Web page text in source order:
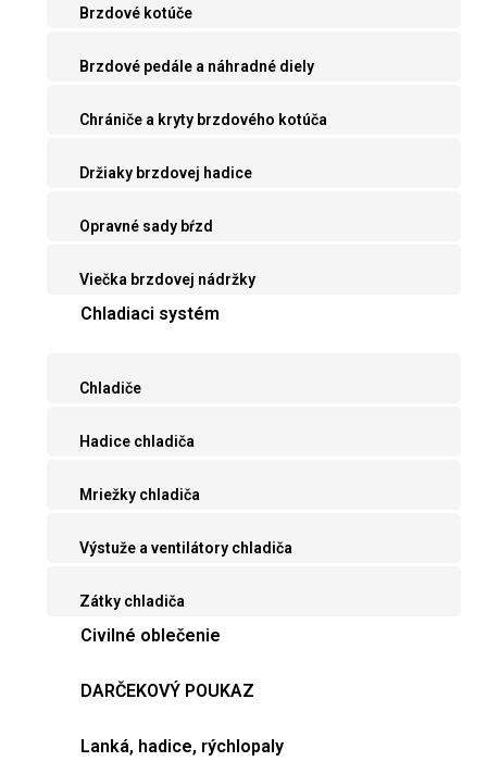
Brzdové kotúče
Brzdové pedále a náhradné diely
Chrániče a kryty brzdového kotúča
Držiaky brzdovej hadice
Opravné sady bŕzd
Viečka brzdovej nádržky
Chladiaci systém
Chladiče
Hadice chladiča
Mriežky chladiča
Výstuže a ventilátory chladiča
Zátky chladiča
Civilné oblečenie
DARČEKOVÝ POUKAZ
Lanká, hadice, rýchlopaly